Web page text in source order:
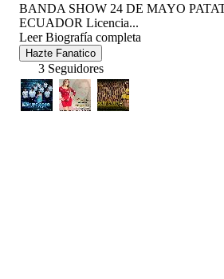
BANDA SHOW 24 DE MAYO
ECUADOR Licencia...
Leer Biografía completa
Hazte Fanatico
3 Seguidores